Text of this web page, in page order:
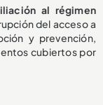
al régimen
del acceso a
y prevención,
cubiertos por